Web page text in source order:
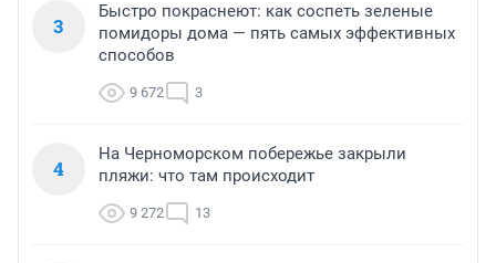
3
Быстро покраснеют: как соспеть зеленые
помидоры дома — пять самых эффективных
способов
9 672 3
4
На Черноморском побережье закрыли
пляжи: что там происходит
9 272 13